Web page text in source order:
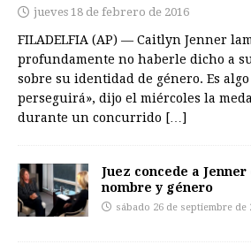
jueves 18 de febrero de 2016
FILADELFIA (AP) — Caitlyn Jenner
profundamente no haberle dicho a
sobre su identidad de género. Es
perseguirá», dijo el miércoles la
durante un concurrido […]
Juez concede a
nombre y género
sábado 26 de septiembre de